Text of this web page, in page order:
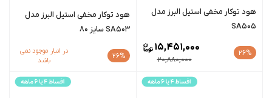
هود توکار مخفی استیل البرز مدل
SA505
26%
20,880,000
15,451,000
هود توکار مخفی استیل البرز مدل
SA503 سایز 80
26%
در انبار موجود نمی
باشد